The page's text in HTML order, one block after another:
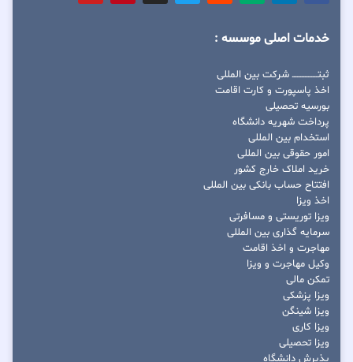
خدمات اصلی موسسه :
ثبتــــــــــــــــ شرکت بین المللی
اخذ پاسپورت و کارت اقامت
بورسیه تحصیلی
پرداخت شهریه دانشگاه
استخدام بین المللی
امور حقوقی بین المللی
خرید املاک خارج کشور
افتتاح حساب بانکی بین المللی
اخذ ویزا
ویزا توریستی و مسافرتی
سرمایه گذاری بین المللی
مهاجرت و اخذ اقامت
وکیل مهاجرت و ویزا
تمکن مالی
ویزا پزشکی
ویزا شینگن
ویزا کاری
ویزا تحصیلی
پذیرش دانشگاه